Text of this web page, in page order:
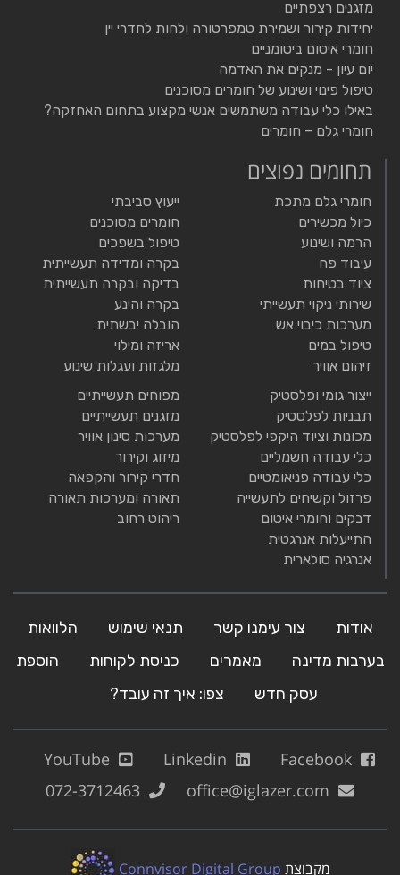
מזגנים רצפתיים
יחידות קירור ושמירת טמפרטורה ולחות לחדרי יין
חומרי איטום ביטומניים
יום עיון - מנקים את האדמה
טיפול פינוי ושינוע של חומרים מסוכנים
באילו כלי עבודה משתמשים אנשי מקצוע בתחום האחזקה?
חומרי גלם – חומרים
תחומים נפוצים
חומרי גלם מתכת
כיול מכשירים
הרמה ושינוע
עיבוד פח
ציוד בטיחות
שירותי ניקוי תעשייתי
מערכות כיבוי אש
טיפול במים
זיהום אוויר
ייעוץ סביבתי
חומרים מסוכנים
טיפול בשפכים
בקרה ומדידה תעשייתית
בדיקה ובקרה תעשייתית
בקרה והינע
הובלה יבשתית
אריזה ומילוי
מלגזות ועגלות שינוע
ייצור גומי ופלסטיק
תבניות לפלסטיק
מכונות וציוד היקפי לפלסטיק
כלי עבודה חשמליים
כלי עבודה פניאומטיים
פרזול וקשיחים לתעשייה
דבקים וחומרי איטום
התייעלות אנרגטית
אנרגיה סולארית
מפוחים תעשייתיים
מזגנים תעשייתיים
מערכות סינון אוויר
מיזוג וקירור
חדרי קירור והקפאה
תאורה ומערכות תאורה
ריהוט רחוב
אודות צור עימנו קשר תנאי שימוש
הלוואות
בערבות מדינה
מאמרים כניסת לקוחות
הוספת
עסק חדש
צפו: איך זה עובד?
Facebook
מקבוצת Connvisor Digital Group